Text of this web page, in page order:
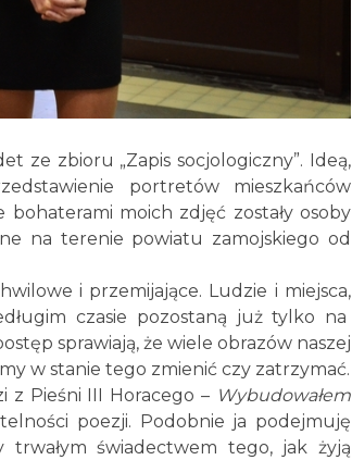
ze zbioru „Zapis socjologiczny”. Ideą,
portretów mieszkańców
bohaterami moich zdjęć zostały osoby
na terenie powiatu zamojskiego od
i przemijające. Ludzie i miejsca,
czasie pozostaną już tylko na
sprawiają, że wiele obrazów naszej
w stanie tego zmienić czy zatrzymać.
Pieśni III Horacego – Wybudowałem
poezji. Podobnie ja podejmuję
świadectwem tego, jak żyją